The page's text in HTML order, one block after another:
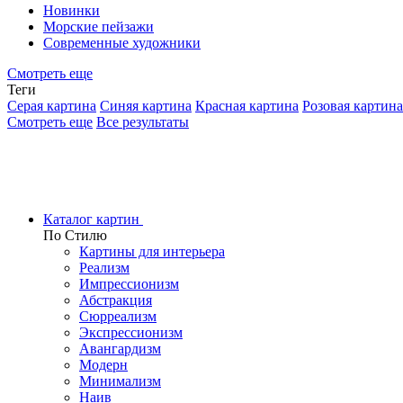
Новинки
Морские пейзажи
Современные художники
Смотреть еще
Теги
Серая картина Синяя картина Красная картина Розовая картина
Смотреть еще Все результаты
Каталог картин
По Стилю
Картины для интерьера
Реализм
Импрессионизм
Абстракция
Сюрреализм
Экспрессионизм
Авангардизм
Модерн
Минимализм
Наив